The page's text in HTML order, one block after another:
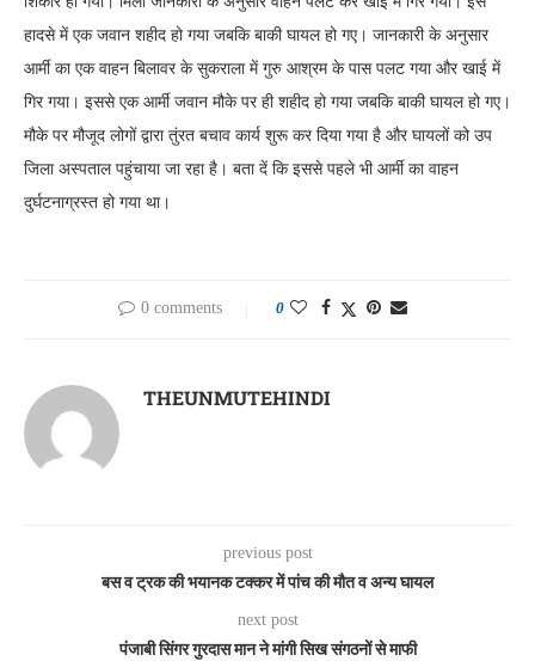
हादसे में एक जवान शहीद हो गया जबकि बाकी घायल हो गए। जानकारी के अनुसार
आर्मी का एक वाहन बिलावर के सुकराला में गुरु आश्रम के पास पलट गया और खाई में
गिर गया। इससे एक आर्मी जवान मौके पर ही शहीद हो गया जबकि बाकी घायल हो गए।
मौके पर मौजूद लोगों द्वारा तुंरत बचाव कार्य शुरू कर दिया गया है और घायलों को उप
जिला अस्पताल पहुंचाया जा रहा है। बता दें कि इससे पहले भी आर्मी का वाहन
दुर्घटनाग्रस्त हो गया था।
0 comments 0
THEUNMUTEHINDI
previous post
बस व ट्रक की भयानक टक्कर में पांच की मौत व अन्य घायल
next post
पंजाबी सिंगर गुरदास मान ने मांगी सिख संगठनों से माफी